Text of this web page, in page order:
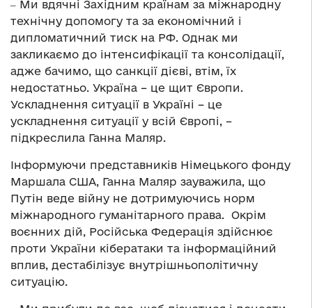
‒ Ми вдячні Західним країнам за міжнародну
технічну допомогу та за економічний і
дипломатичний тиск на РФ. Однак ми
закликаємо до інтенсифікації та консолідації,
адже бачимо, що санкції дієві, втім, їх
недостатньо. Україна – це щит Європи.
Ускладнення ситуації в Україні – це
ускладнення ситуації у всій Європі, –
підкреслила Ганна Маляр.
Інформуючи представників Німецького фонду
Маршала США, Ганна Маляр зауважила, що
Путін веде війну не дотримуючись норм
міжнародного гуманітарного права. Окрім
воєнних дій, Російська Федерація здійснює
проти України кібератаки та інформаційний
вплив, дестабілізує внутрішньополітичну
ситуацію.